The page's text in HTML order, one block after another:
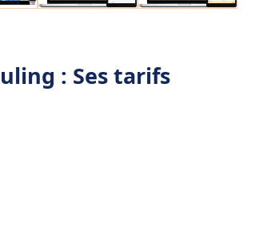
: Ses tarifs